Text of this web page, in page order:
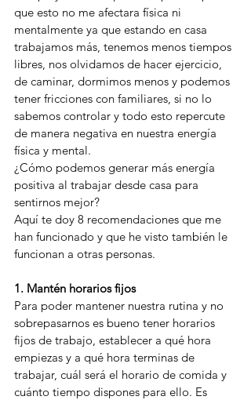
que esto no me afectara física ni
mentalmente ya que estando en casa
trabajamos más, tenemos menos tiempos
libres, nos olvidamos de hacer ejercicio,
de caminar, dormimos menos y podemos
tener fricciones con familiares, si no lo
sabemos controlar y todo esto repercute
de manera negativa en nuestra energía
física y mental.
¿Cómo podemos generar más energía
positiva al trabajar desde casa para
sentirnos mejor?
Aquí te doy 8 recomendaciones que me
han funcionado y que he visto también le
funcionan a otras personas.
1. Mantén horarios fijos
Para poder mantener nuestra rutina y no
sobrepasarnos es bueno tener horarios
fijos de trabajo, establecer a qué hora
empiezas y a qué hora terminas de
trabajar, cuál será el horario de comida y
cuánto tiempo dispones para ello. Es